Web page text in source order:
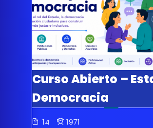
Curso Abierto –
Democracia
14 1971